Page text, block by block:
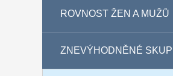
ROVNOST ŽEN A MUŽŮ
ZNEVÝHODNĚNÉ